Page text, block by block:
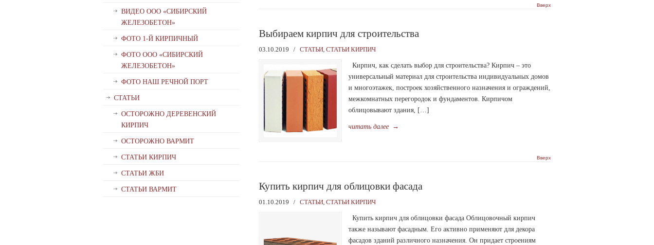
Вверх
Выбираем кирпич для строительства
03.10.2019 / СТАТЬИ, СТАТЬИ КИРПИЧ
Кирпич, как сделать выбор для строительства? Кирпич – это
универсальный материал для строительства индивидуальных домов
и многоэтажек, построек хозяйственного назначения и ограждений,
межкомнатных перегородок и фундаментов. Кирпичом
облицовывают здания, […]
читать далее →
Вверх
Купить кирпич для облицовки фасада
01.10.2019 / СТАТЬИ, СТАТЬИ КИРПИЧ
Купить кирпич для облицовки фасада Облицовочный кирпич
также называют фасадным. Его активно применяют для декора
фасадов зданий различного назначения. Он придает строениям
ВИДЕО ООО «СИБИРСКИЙ
ЖЕЛЕЗОБЕТОН»
ФОТО 1-Й КИРПИЧНЫЙ
ФОТО ООО «СИБИРСКИЙ
ЖЕЛЕЗОБЕТОН»
ФОТО НАШ РЕЧНОЙ ПОРТ
СТАТЬИ
ОСТОРОЖНО ДЕРЕВЕНСКИЙ
КИРПИЧ
ОСТОРОЖНО ВАРМИТ
СТАТЬИ КИРПИЧ
СТАТЬИ ЖБИ
СТАТЬИ ВАРМИТ